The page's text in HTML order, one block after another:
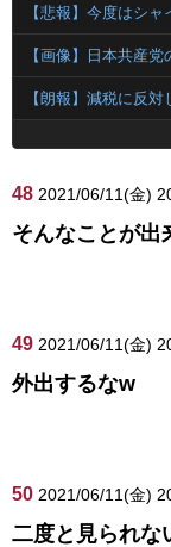
【画像】日本共産
48 2021/06/11(金)
そんなことが出
49 2021/06/11(金)
外出するなw
50 2021/06/11(金)
二度と見られな